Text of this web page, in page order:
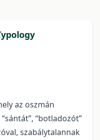
az oszmán
“botladozót”
szabálytalannak